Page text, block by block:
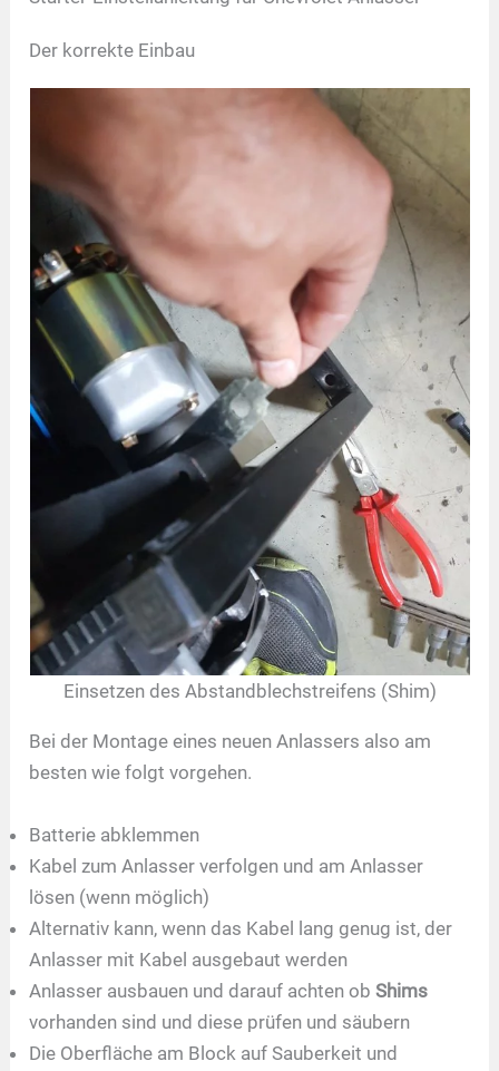
Der korrekte Einbau
Einsetzen des Abstandblechstreifens (Shim)
Bei der Montage eines neuen Anlassers also am
besten wie folgt vorgehen.
Batterie abklemmen
Kabel zum Anlasser verfolgen und am Anlasser
lösen (wenn möglich)
Alternativ kann, wenn das Kabel lang genug ist, der
Anlasser mit Kabel ausgebaut werden
Anlasser ausbauen und darauf achten obShims
vorhanden sind und diese prüfen und säubern
Die Oberfläche am Block auf Sauberkeit und